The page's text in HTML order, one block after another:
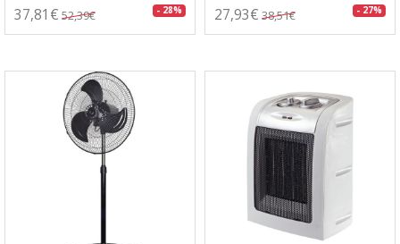
37,81€ 52,39€ - 28% 27,93€ 38,51€ - 27%